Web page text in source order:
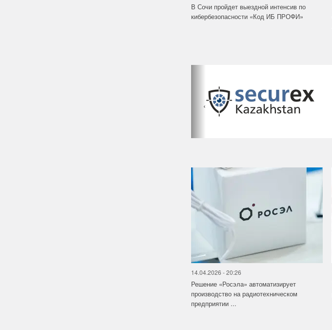
В Сочи пройдет выездной интенсив по
кибербезопасности «Код ИБ ПРОФИ»
‹
14.04.2026 - 20:26
Решение «Росэла» автоматизирует
производство на радиотехническом
предприятии ...